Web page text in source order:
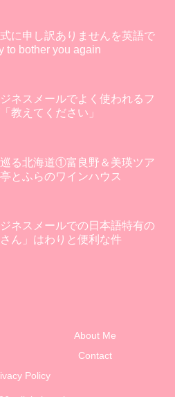
に申し訳ありませんを英語で
to bother you again
ネスメールでよく使われるフ
教えてください」
る北海道①富良野＆美瑛ツア
とふらのワインハウス
ネスメールでの日本語特有の
ん」はわりと便利な件
About Me
Contact
Policy